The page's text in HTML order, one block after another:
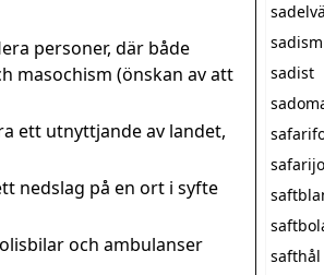
personer, där både
masochism (önskan av att
ett utnyttjande av landet,
nedslag på en ort i syfte
och ambulanser
sadism
sadist
safthål